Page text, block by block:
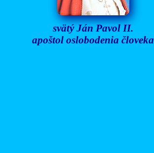
svätý Ján Pavol II.
apoštol oslobodenia človeka